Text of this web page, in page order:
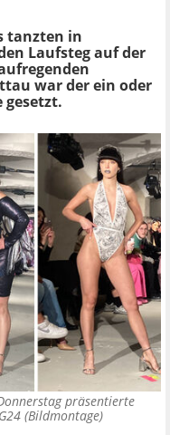
tanzten in
Laufsteg auf der
war der ein oder
gesetzt.
präsentierte
(Bildmontage)